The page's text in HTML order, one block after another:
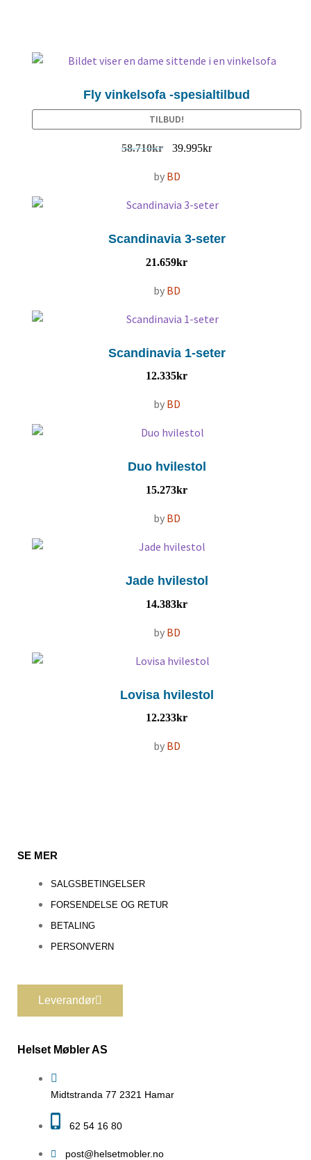
Fly vinkelsofa -spesialtilbud
TILBUD!
58.710kr 39.995kr
by BD
Scandinavia 3-seter
21.659kr
by BD
Scandinavia 1-seter
12.335kr
by BD
Duo hvilestol
15.273kr
by BD
Jade hvilestol
14.383kr
by BD
Lovisa hvilestol
12.233kr
by BD
SE MER
SALGSBETINGELSER
FORSENDELSE OG RETUR
BETALING
PERSONVERN
Leverandør
Helset Møbler AS
Midtstranda 77 2321 Hamar
62 54 16 80
post@helsetmobler.no